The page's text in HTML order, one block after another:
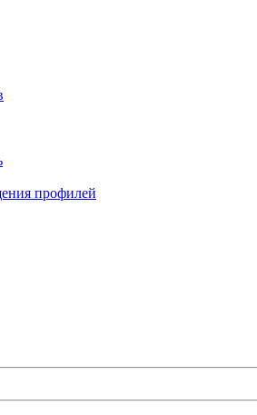
профилей